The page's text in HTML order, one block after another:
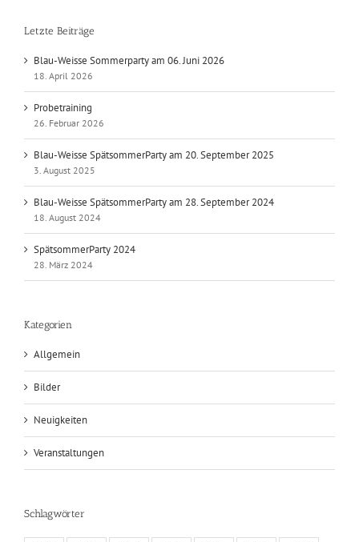
Letzte Beiträge
Blau-Weisse Sommerparty am 06. Juni 2026
18. April 2026
Probetraining
26. Februar 2026
Blau-Weisse SpätsommerParty am 20. September 2025
3. August 2025
Blau-Weisse SpätsommerParty am 28. September 2024
18. August 2024
SpätsommerParty 2024
28. März 2024
Kategorien
Allgemein
Bilder
Neuigkeiten
Veranstaltungen
Schlagwörter